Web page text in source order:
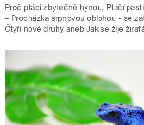
Proč ptáci zbytečně hynou. Ptačí
– Procházka srpnovou oblohou - se
Čtyři nové druhy aneb Jak se žije